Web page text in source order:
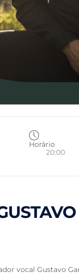
Horário
20:00
vocal Gustavo